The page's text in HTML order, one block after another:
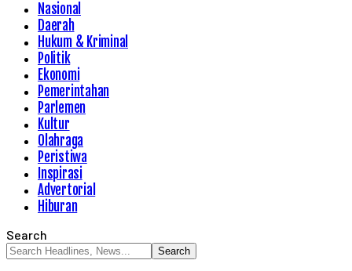
Nasional
Daerah
Hukum & Kriminal
Politik
Ekonomi
Pemerintahan
Parlemen
Kultur
Olahraga
Peristiwa
Inspirasi
Advertorial
Hiburan
Search